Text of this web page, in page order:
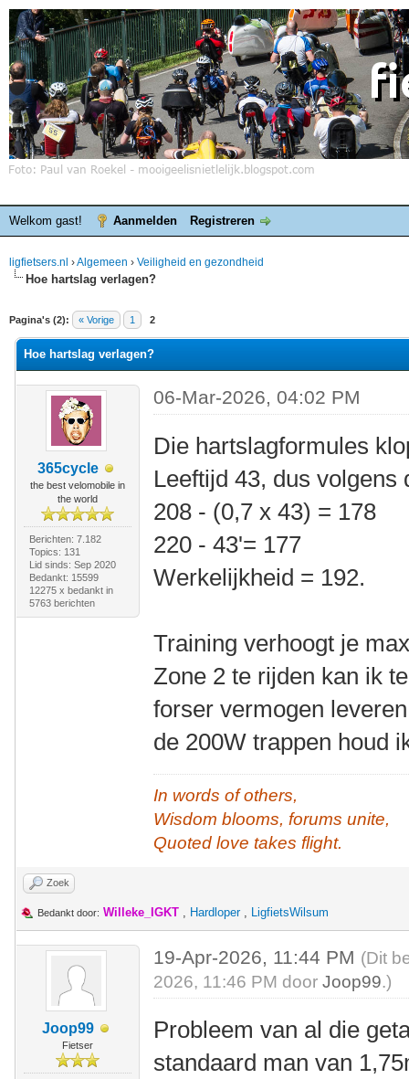
Welkom gast! Aanmelden Registreren
ligfietsers.nl ›Algemeen › Veiligheid en gezondheid
Hoe hartslag verlagen?
Pagina's (2): « Vorige 1 2
waardering is 0
Hoe hartslag verlagen?
365cycle
the best velomobile in
the world
Berichten: 7.182
Topics: 131
Lid sinds: Sep 2020
Bedankt: 15599
12275 x bedankt in
5763 berichten
06-Mar-2026, 04:02 PM
Die hartslagformules
Leeftijd 43, dus volgens
208 - (0,7 x 43) = 178
220 - 43'= 177
Werkelijkheid = 192.
Training verhoogt je
Zone 2 te rijden kan ik
forser vermogen
de 200W trappen houd
In words of others,
Wisdom blooms, forums unite,
Quoted love takes flight.
Zoek
Bedankt door: Willeke_IGKT , Hardloper, LigfietsWilsum
Joop99
Fietser
19-Apr-2026, 11:44 PM (Dit
2026, 11:46 PM doorJoop99.)
Probleem van al die
standaard man van